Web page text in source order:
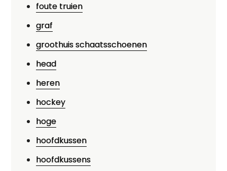
foute truien
graf
groothuis schaatsschoenen
head
heren
hockey
hoge
hoofdkussen
hoofdkussens